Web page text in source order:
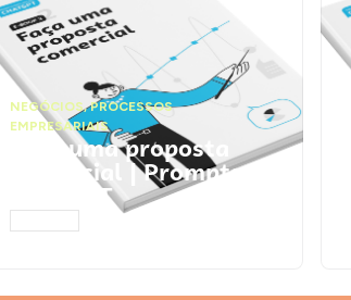
NEGÓCIOS,PROCESSOS
EMPRESARIAIS
Faça uma proposta
comercial | Prompts
ChatGPT